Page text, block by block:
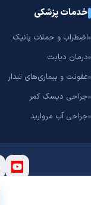
خدمات پزشکی
اضطراب و حملات پانیک
درمان دیابت
عفونت و بیماری‌های تبدار
جراحی دیسک کمر
جراحی آب مروارید